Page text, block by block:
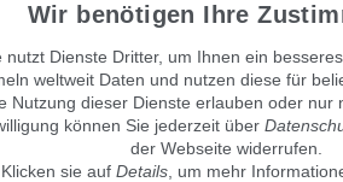
Kleinanzeigenmärkte
©
Mit
Wir benötigen Ihre
nutzt Dienste Dritter, um Ihnen ein
weltweit Daten und nutzen diese für
Nutzung dieser Dienste erlauben oder nur
können Sie jederzeit über
der Webseite widerrufen.
Klicken sie auf Details, um mehr